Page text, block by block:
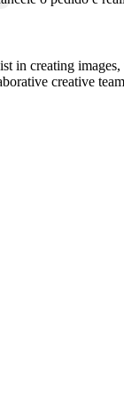
in creating
creative